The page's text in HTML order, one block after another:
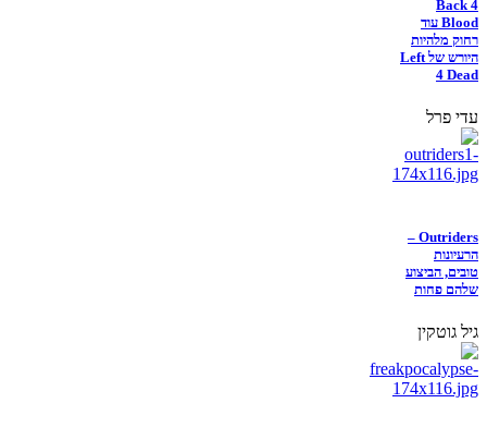
Back 4
Blood עוד
רחוק מלהיות
היורש של Left
4 Dead
עדי פרל
Outriders –
הרעיונות
טובים, הביצוע
שלהם פחות
גיל גוטקין